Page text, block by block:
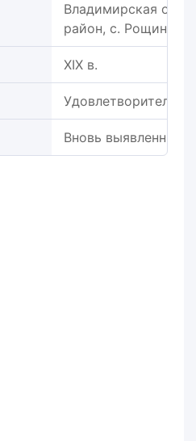
Владимирская
район, с. Рощино
XIX в.
Вновь выявленный